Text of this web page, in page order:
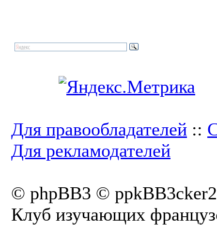
Для правообладателей ::
Для рекламодателей
© phpBB3 ©
Клуб изучающих